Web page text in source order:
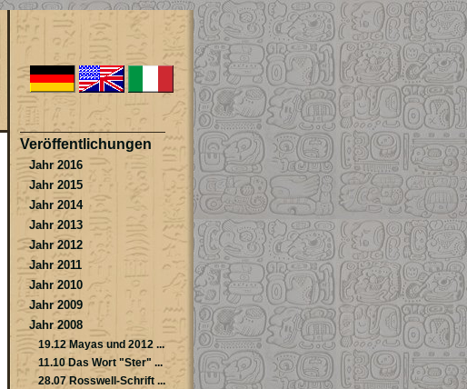
Veröffentlichungen
Jahr 2016
Jahr 2015
Jahr 2014
Jahr 2013
Jahr 2012
Jahr 2011
Jahr 2010
Jahr 2009
Jahr 2008
19.12 Mayas und 2012 ...
11.10 Das Wort "Ster" ...
28.07 Rosswell-Schrift ...